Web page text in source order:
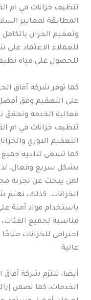
تنظيف خزانات في ام
المطابقة لمعايير
وتعقيم الخزان
للعملاء الاعتماد
للحصول على مياه
كما توفر شركة آفاق
على التعقيم وفق أفضل
فعالية الخدمة وتحقق
تنظيف خزانات في ام
التعقيم الدوري
كما تسعى لتلبية جميع
بشكل سريع وفعال،
لمن يبحث عن تجربة
الخزانات. كذلك، تهتم
باستخدام مواد آمنة
مناسبة لجميع
احترافي للخزانات
عالية.
أيضا، تلتزم شركة آفاق
الخدمات، كما تضمن